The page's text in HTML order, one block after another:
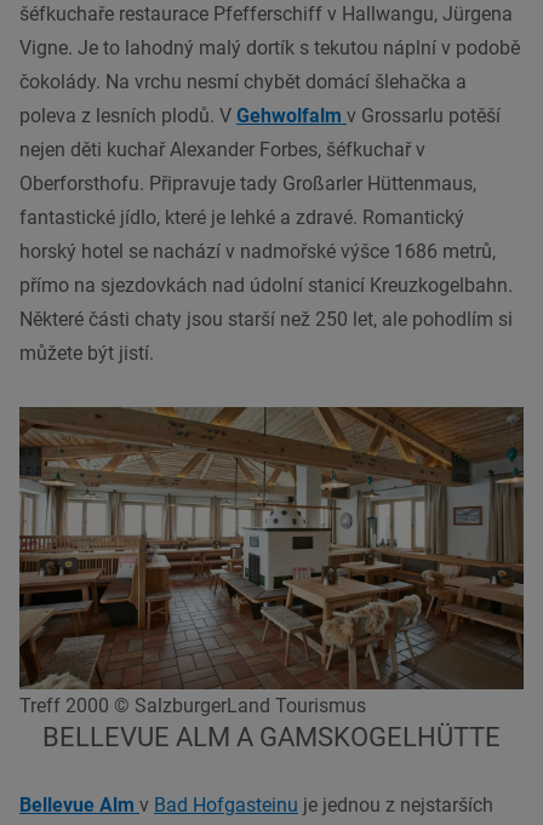
šéfkuchaře restaurace Pfefferschiff v Hallwangu, Jürgena
Vigne. Je to lahodný malý dortík s tekutou náplní v podobě
čokolády. Na vrchu nesmí chybět domácí šlehačka a
poleva z lesních plodů. V Gehwolfalm v Grossarlu potěší
nejen děti kuchař Alexander Forbes, šéfkuchař v
Oberforsthofu. Připravuje tady Großarler Hüttenmaus,
fantastické jídlo, které je lehké a zdravé. Romantický
horský hotel se nachází v nadmořské výšce 1686 metrů,
přímo na sjezdovkách nad údolní stanicí Kreuzkogelbahn.
Některé části chaty jsou starší než 250 let, ale pohodlím si
můžete být jistí.
Treff 2000 © SalzburgerLand Tourismus
BELLEVUE ALM A GAMSKOGELHÜTTE
Bellevue Alm v Bad Hofgasteinu je jednou z nejstarších